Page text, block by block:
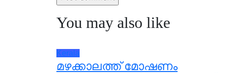
You may also like
Kerala
മഴക്കാലത്ത് മോഷണം